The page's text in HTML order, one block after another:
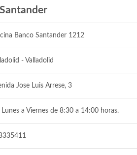
Banco Santander 1212
- Valladolid
Jose Luis Arrese, 3
Lunes a Viernes de 8:30 a 14:00 horas.